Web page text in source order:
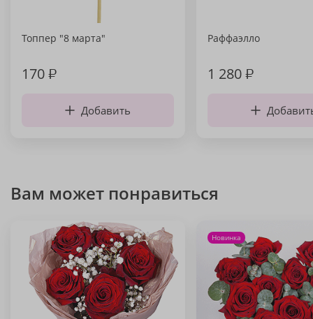
Топпер "8 марта"
170₽
Добавить
Раффаэлло
1 280₽
Вам может понравиться
Новинка